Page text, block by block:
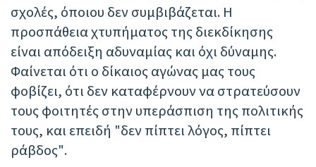
σχολές, όποιου δεν συμβιβάζεται. Η
προσπάθεια χτυπήματος της διεκδίκησης
είναι απόδειξη αδυναμίας και όχι δύναμης.
Φαίνεται ότι ο δίκαιος αγώνας μας τους
φοβίζει, ότι δεν καταφέρνουν να στρατεύσουν
τους φοιτητές στην υπεράσπιση της πολιτικής
τους, και επειδή "δεν πίπτει λόγος, πίπτει
ράβδος".